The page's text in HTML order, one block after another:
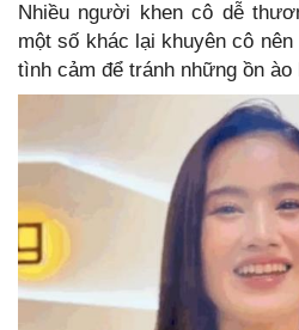
Nhiều người khen cô dễ
một số khác lại khuyên cô
tình cảm để tránh những ồn ào